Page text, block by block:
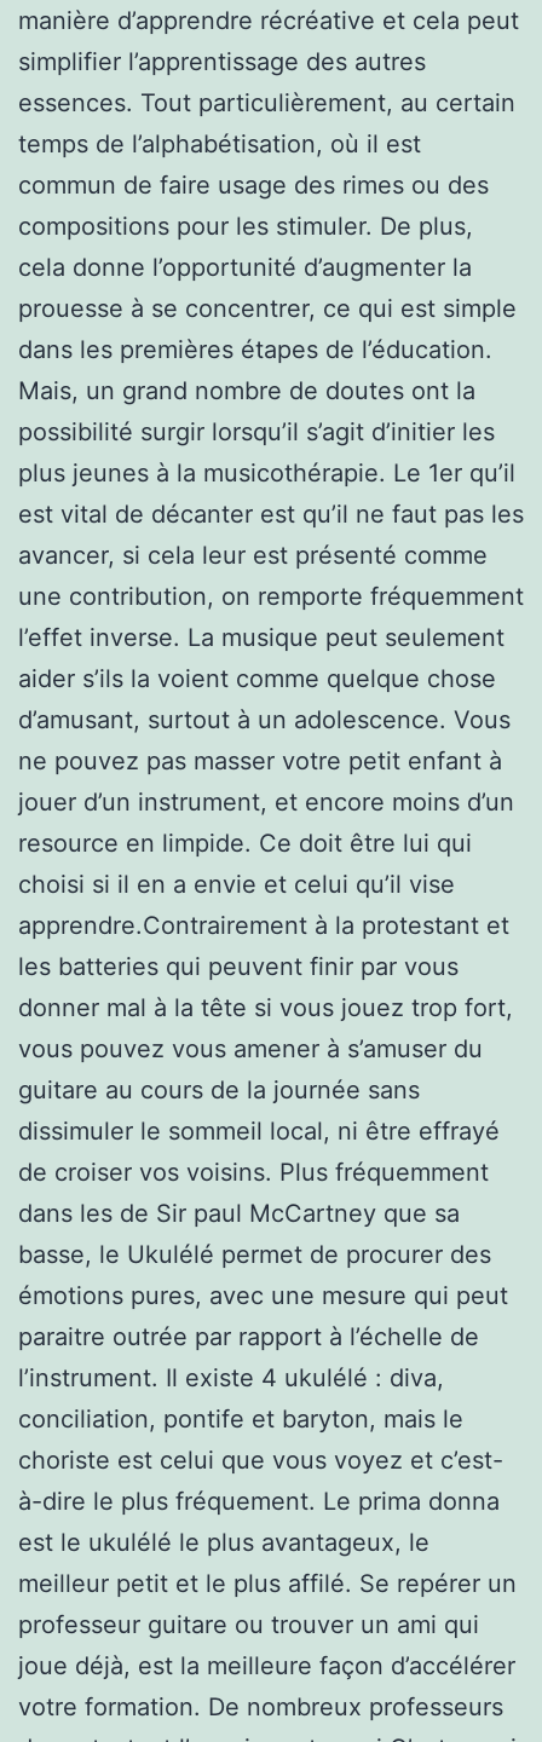
manière d’apprendre récréative et cela peut
simplifier l’apprentissage des autres
essences. Tout particulièrement, au certain
temps de l’alphabétisation, où il est
commun de faire usage des rimes ou des
compositions pour les stimuler. De plus,
cela donne l’opportunité d’augmenter la
prouesse à se concentrer, ce qui est simple
dans les premières étapes de l’éducation.
Mais, un grand nombre de doutes ont la
possibilité surgir lorsqu’il s’agit d’initier les
plus jeunes à la musicothérapie. Le 1er qu’il
est vital de décanter est qu’il ne faut pas les
avancer, si cela leur est présenté comme
une contribution, on remporte fréquemment
l’effet inverse. La musique peut seulement
aider s’ils la voient comme quelque chose
d’amusant, surtout à un adolescence. Vous
ne pouvez pas masser votre petit enfant à
jouer d’un instrument, et encore moins d’un
resource en limpide. Ce doit être lui qui
choisi si il en a envie et celui qu’il vise
apprendre.Contrairement à la protestant et
les batteries qui peuvent finir par vous
donner mal à la tête si vous jouez trop fort,
vous pouvez vous amener à s’amuser du
guitare au cours de la journée sans
dissimuler le sommeil local, ni être effrayé
de croiser vos voisins. Plus fréquemment
dans les de Sir paul McCartney que sa
basse, le Ukulélé permet de procurer des
émotions pures, avec une mesure qui peut
paraitre outrée par rapport à l’échelle de
l’instrument. Il existe 4 ukulélé : diva,
conciliation, pontife et baryton, mais le
choriste est celui que vous voyez et c’est-
à-dire le plus fréquement. Le prima donna
est le ukulélé le plus avantageux, le
meilleur petit et le plus affilé. Se repérer un
professeur guitare ou trouver un ami qui
joue déjà, est la meilleure façon d’accélérer
votre formation. De nombreux professeurs